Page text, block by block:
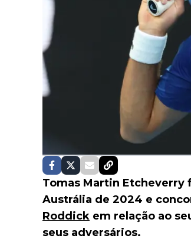
Tomas Martin Etcheverry
Austrália de 2024 e
Roddick em relação ao
seus adversários.